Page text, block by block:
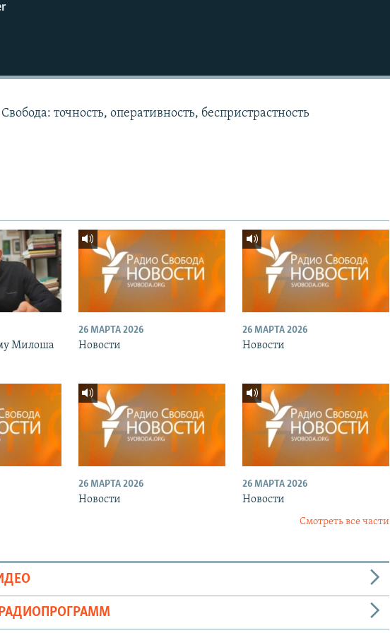
точность, оперативность, беспристрастность
Милоша
26 МАРТА 2026
Новости
26 МАРТА 2026
Новости
26 МАРТА 2026
Новости
26 МАРТА 2026
Новости
Смотреть все части